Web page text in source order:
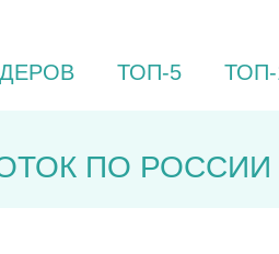
ТОП-5 ТОП-
ПО РОССИИ